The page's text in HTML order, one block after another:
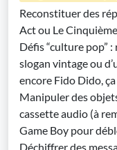
Reconstituer des
Act ou Le
Défis “culture pop”
slogan vintage ou
encore Fido Dido,
Manipuler des
cassette audio (à
Game Boy pour
Déchiffrer des